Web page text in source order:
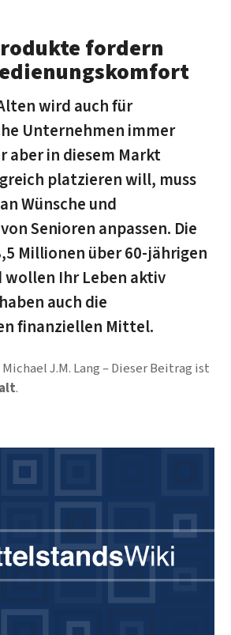
fordern
wird auch für
Unternehmen immer
aber in diesem Markt
platzieren will, muss
Wünsche und
Senioren anpassen. Die
Millionen über 60-jährigen
wollen Ihr Leben aktiv
auch die
finanziellen Mittel.
Michael J.M. Lang
Dieser Beitrag ist
.